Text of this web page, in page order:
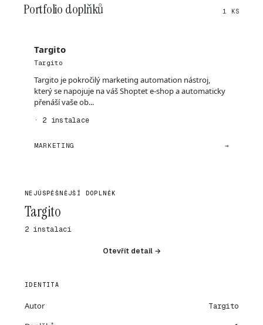
Portfolio doplňků 1 KS
Targito
Targito
Targito je pokročilý marketing automation nástroj,
který se napojuje na váš Shoptet e-shop a automaticky
přenáší vaše ob...
· 2 instalace
MARKETING →
NEJÚSPĚŠNĚJŠÍ DOPLNĚK
Targito
2 instalací
Otevřít detail →
IDENTITA
Autor Targito